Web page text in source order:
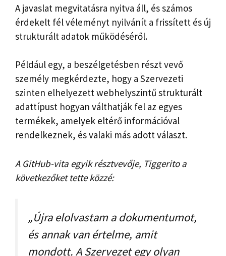
A javaslat megvitatásra nyitva áll, és számos
érdekelt fél véleményt nyilvánít a frissített és új
strukturált adatok működéséről.
Például egy, a beszélgetésben részt vevő
személy megkérdezte, hogy a Szervezeti
szinten elhelyezett webhelyszintű strukturált
adattípust hogyan válthatják fel az egyes
termékek, amelyek eltérő információval
rendelkeznek, és valaki más adott választ.
A GitHub-vita egyik résztvevője, Tiggerito a
következőket tette közzé:
„Újra elolvastam a dokumentumot,
és annak van értelme, amit
mondott. A Szervezet egy olyan